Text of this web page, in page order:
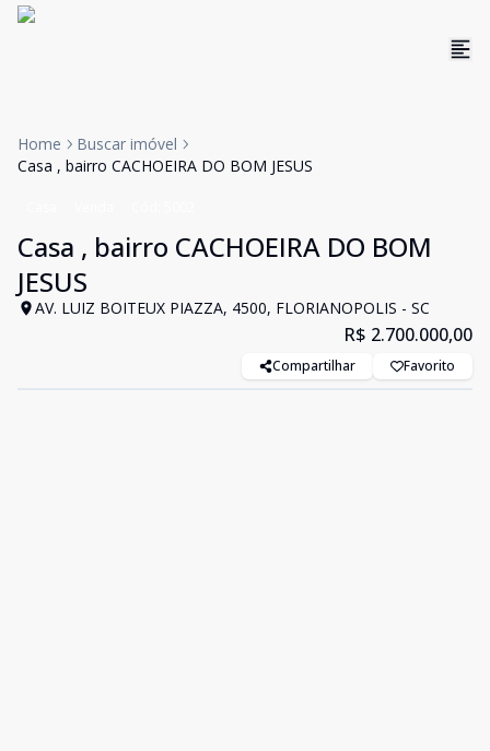
Home
Buscar imóvel
Casa , bairro CACHOEIRA DO BOM JESUS
Casa , bairro CACHOEIRA DO BOM
JESUS
AV. LUIZ BOITEUX PIAZZA, 4500, FLORIANOPOLIS - SC
R$ 2.700.000,00
Compartilhar Favorito